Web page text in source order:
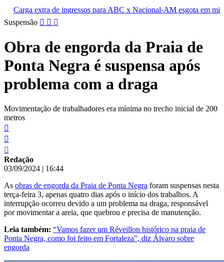
para ABC x Nacional-AM esgota em minutos
Cúpula do
Pular
para
conteúdo
Suspensão
Obra de engorda da Praia de
Ponta Negra é suspensa após
problema com a draga
Movimentação de trabalhadores era mínima no trecho inicial de 200
metros
Redação
03/09/2024 | 16:44
As obras de engorda da Praia de Ponta Negra foram suspensas nesta
terça-feira 3, apenas quatro dias após o início dos trabalhos. A
interrupção ocorreu devido a um problema na draga, responsável
por movimentar a areia, que quebrou e precisa de manutenção.
Leia também: “Vamos fazer um Réveillon histórico na praia de
Ponta Negra, como foi feito em Fortaleza”, diz Álvaro sobre
engorda